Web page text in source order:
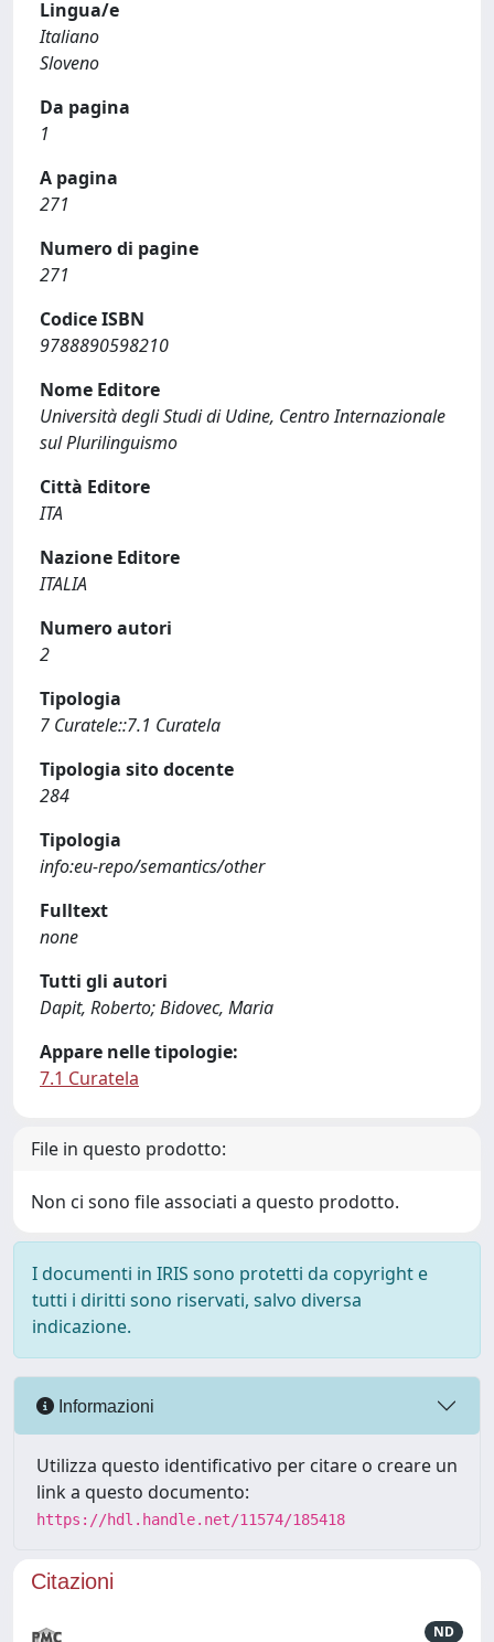
Lingua/e
Italiano
Sloveno
Da pagina
1
A pagina
271
Numero di pagine
271
Codice ISBN
9788890598210
Nome Editore
Università degli Studi di Udine, Centro Internazionale
sul Plurilinguismo
Città Editore
ITA
Nazione Editore
ITALIA
Numero autori
2
Tipologia
7 Curatele::7.1 Curatela
Tipologia sito docente
284
Tipologia
info:eu-repo/semantics/other
Fulltext
none
Tutti gli autori
Dapit, Roberto; Bidovec, Maria
Appare nelle tipologie:
7.1 Curatela
File in questo prodotto:
Non ci sono file associati a questo prodotto.
I documenti in IRIS sono protetti da copyright e
tutti i diritti sono riservati, salvo diversa
indicazione.
Informazioni
Utilizza questo identificativo per citare o creare un
link a questo documento:
https://hdl.handle.net/11574/185418
Citazioni
ND